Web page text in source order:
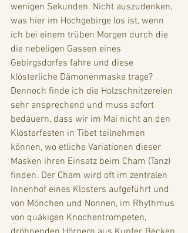
wenigen Sekunden. Nicht auszudenken,
was hier im Hochgebirge los ist, wenn
ich bei einem trüben Morgen durch die
die nebeligen Gassen eines
Gebirgsdorfes fahre und diese
klösterliche Dämonenmaske trage?
Dennoch finde ich die Holzschnitzereien
sehr ansprechend und muss sofort
bedauern, dass wir im Mai nicht an den
Klösterfesten in Tibet teilnehmen
können, wo etliche Variationen dieser
Masken ihren Einsatz beim Cham (Tanz)
finden. Der Cham wird oft im zentralen
Innenhof eines Klosters aufgeführt und
von Mönchen und Nonnen, im Rhythmus
von quäkigen Knochentrompeten,